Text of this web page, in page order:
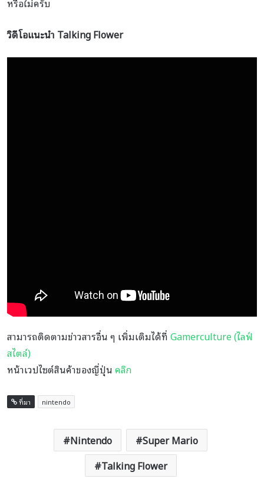
วิดีโอแนะนำ Talking Flower
สามารถติดตามข่าวสารอื่น ๆ เพิ่มเติมได้ที่Gamerculture (ไลฟ์
สไตล์)
หน้าเวปไซต์สินค้าของญี่ปุ่นคลิก
ที่มา nintendo
Nintendo
Super Mario
Talking Flower